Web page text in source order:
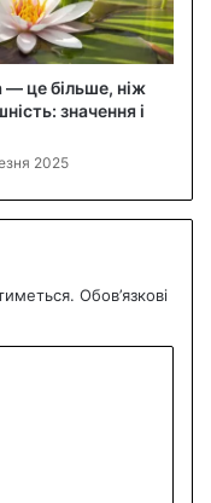
— це більше, ніж
значення і
2025
Обов’язкові